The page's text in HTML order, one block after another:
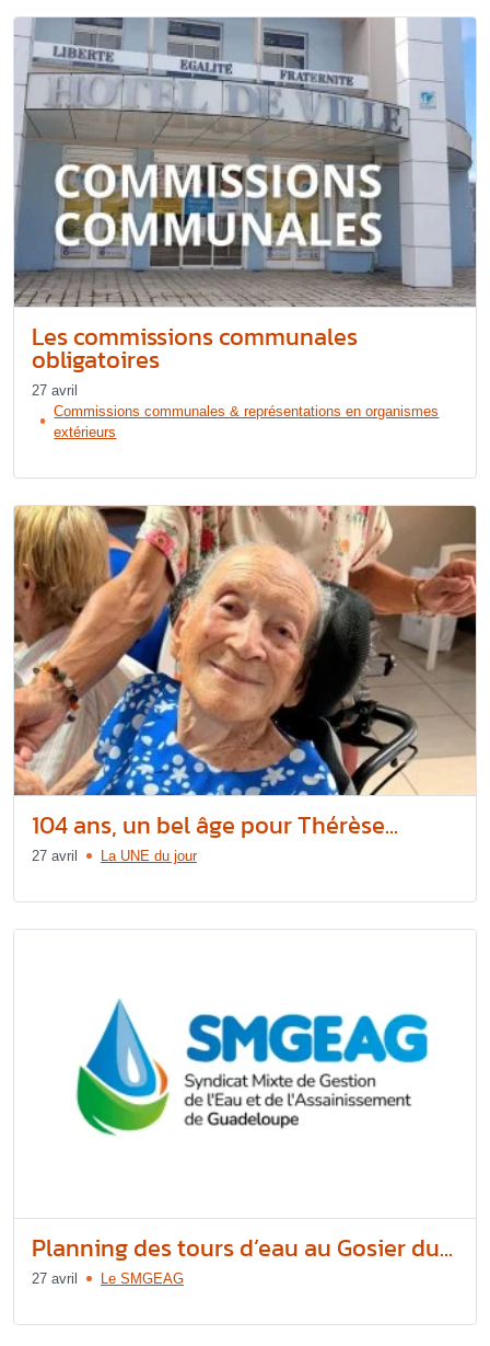
Les commissions communales
obligatoires
27 avril
Commissions communales & représentations en organismes
extérieurs
104 ans, un bel âge pour Thérèse...
27 avril La UNE du jour
Planning des tours d’eau au Gosier du...
27 avril Le SMGEAG